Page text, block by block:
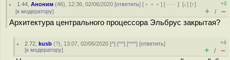
1.44 ,Аноним (46), 12:36, 02/06/2020 [ответить] [ ﹢﹢﹢] [ · · ·][↓] [↑]
[к модератору]
+2
+ / –
Архитектура центрального процессора Эльбрус закрытая?
2.72 ,kusb (?), 13:07, 02/06/2020 [^] [^^] [^^^] [ответить]
[к модератору]
+4
+ / –